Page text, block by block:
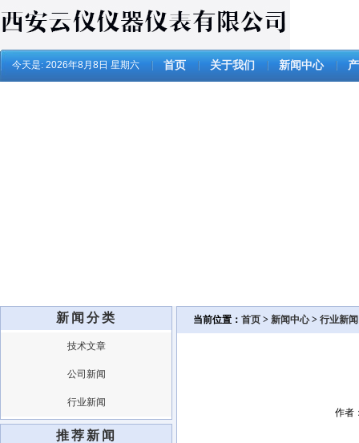
今天是: 2026年8月8日 星期六 首页 关于我们 新闻中心
新闻分类
技术文章
公司新闻
行业新闻
推荐新闻
当前位置： 首页 > 新闻中心> 行业新闻
作者